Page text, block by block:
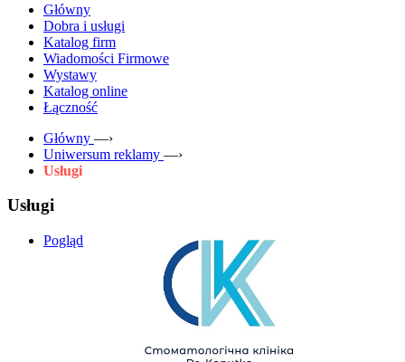
Główny
Dobra i usługi
Katalog firm
Wiadomości Firmowe
Wystawy
Katalog online
Łączność
Główny —›
Uniwersum reklamy —›
Usługi
Usługi
Pogląd